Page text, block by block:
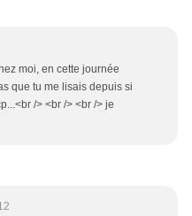
moi, en cette journée
que tu me lisais depuis si
/> <br /> <br /> je